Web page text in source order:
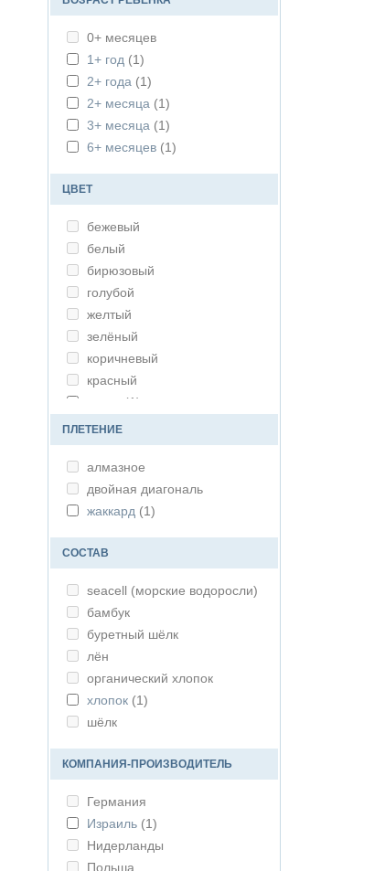
0+ месяцев
1+ год (1)
2+ года (1)
2+ месяца (1)
3+ месяца (1)
6+ месяцев (1)
ЦВЕТ
бежевый
белый
бирюзовый
голубой
желтый
зелёный
коричневый
красный
(1)
оранжевый
радужный
розовый
серый(1)
синий
чёрный
ПЛЕТЕНИЕ
алмазное
двойная диагональ
жаккард (1)
СОСТАВ
seacell (морские водоросли)
бамбук
буретный шёлк
лён
органический хлопок
хлопок (1)
шёлк
КОМПАНИЯ-ПРОИЗВОДИТЕЛЬ
Германия
Израиль (1)
Нидерланды
Польша